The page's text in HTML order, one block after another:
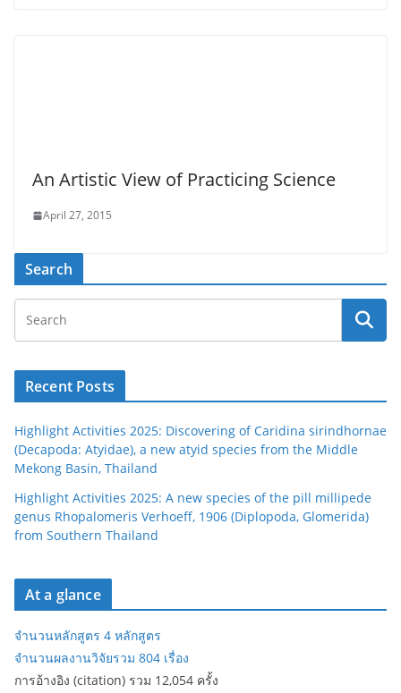
An Artistic View of Practicing Science
April 27, 2015
Search
Recent Posts
Highlight Activities 2025: Discovering of Caridina sirindhornae
(Decapoda: Atyidae), a new atyid species from the Middle
Mekong Basin, Thailand
Highlight Activities 2025: A new species of the pill millipede
genus Rhopalomeris Verhoeff, 1906 (Diplopoda, Glomerida)
from Southern Thailand
At a glance
จำนวนหลักสูตร 4 หลักสูตร
จำนวนผลงานวิจัยรวม 804 เรื่อง
การอ้างอิง (citation) รวม 12,054 ครั้ง